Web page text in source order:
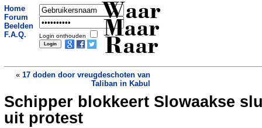
Home
Forum
Beelden
F.A.Q.
Login onthouden
Waar
Maar
Raar
« 17 doden door vreugdeschoten van
Taliban in Kabul
Halfversnipperde Banksy opnieuw
onder de hamer, kan 7 miljoen
Schipper blokkeert Slowaakse
uit protest